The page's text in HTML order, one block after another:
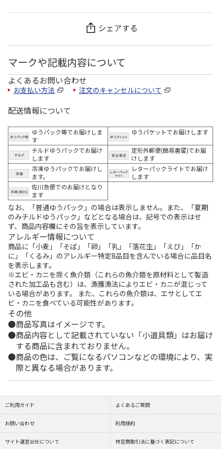
シェアする
マークや記載内容について
よくあるお問い合わせ
お支払い方法 注文のキャンセルについて
配送情報について
ゆうパック等でお届けしま
す
ゆうパケットでお届けします
チルドゆうパックでお届け
します
定形外郵便(簡易書留)でお届
けします
冷凍ゆうパックでお届けし
ます。
レターパックライトでお届け
します
佐川急便でのお届けとなり
ます
なお、「普通ゆうパック」の場合は表示しません。また、「夏期
のみチルドゆうパック」などとなる場合は、記号での表示はせ
ず、商品内容欄にその旨を表示しています。
アレルギー情報について
商品に「小麦」「そば」「卵」「乳」「落花生」「えび」「か
に」「くるみ」のアレルギー特定8品目を含んでいる場合に品目名
を表示します。
※エビ・カニを除く魚介類（これらの魚介類を原材料として製造
された加工品も含む）は、漁獲漁法によりエビ・カニが混じって
いる場合があります。 また、これらの魚介類は、エサとしてエ
ビ・カニを食べている可能性があります。
その他
商品写真はイメージです。
商品内容として記載されていない「小道具類」はお届け
する商品に含まれておりません。
商品の色は、ご覧になるパソコンなどの環境により、実
際と異なる場合があります。
ご利用ガイド よくあるご質問
お問い合わせ 利用規約
サイト運営会社について 特定商取引法に基づく表記について